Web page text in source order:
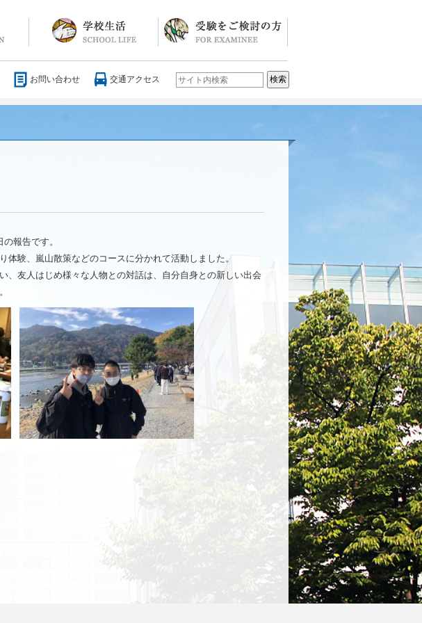
行事・イベント
部活動
ボランティア
サレジアンエピソード
サレジオの日々(ブログ) 学校説明会・イベント一覧
入試要項・入試結果
Q&A
お問い合わせ
学校案内パンフレット
お問い合わせ 交通アクセス
報告です。
体験、嵐山散策などのコースに分かれて活動しました。
、友人はじめ様々な人物との対話は、自分自身との新しい出会